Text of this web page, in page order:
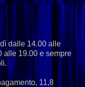
dalle 14.00 alle
alle 19.00 e sempre
11,8